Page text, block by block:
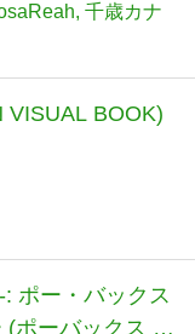
千歳カナ
VISUAL BOOK)
ポー・バックス
ポーバックス ハ